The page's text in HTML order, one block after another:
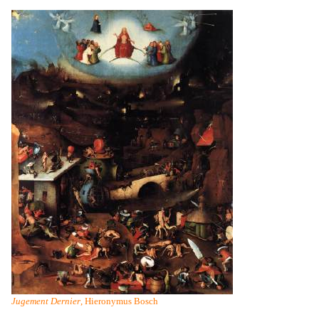
Jugement Dernier, Hieronymus Bosch